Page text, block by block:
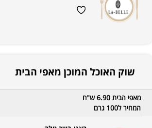
שוק האוכל המוכן מאפי הבית
מאפי הבית 6.90 ש"ח
המחיר ל100 גרם